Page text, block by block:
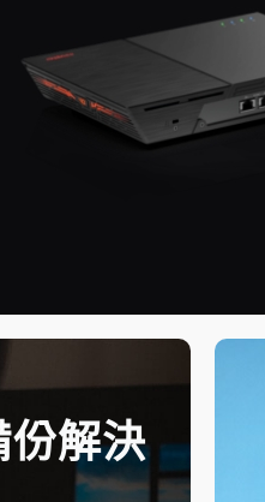
份解決